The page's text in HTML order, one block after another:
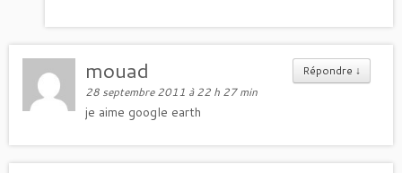
Répondre ↓
mouad
28 septembre 2011 à 22 h 27 min
je aime google earth